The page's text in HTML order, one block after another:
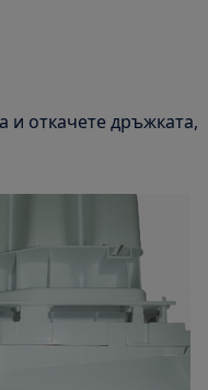
и откачете дръжката,